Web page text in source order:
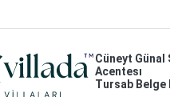
Cüneyt Günal
Acentesı
Tursab Belge